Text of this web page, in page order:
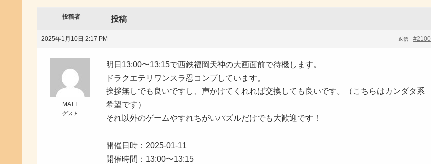
投稿者 投稿
2025年1月10日 2:17 PM #2100
返信
MATT
ゲスト
明日13:00〜13:15で西鉄福岡天神の大画面前で待機します。
ドラクエテリワンスラ忍コンプしています。
挨拶無しでも良いですし、声かけてくれれば交換しても良いです。（こちらはカンダタ系
希望です）
それ以外のゲームやすれちがいパズルだけでも大歓迎です！
開催日時：2025-01-11
開催時間：13:00〜13:15